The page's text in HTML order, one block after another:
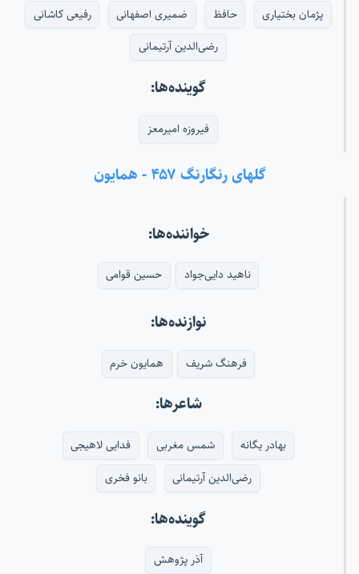
پژمان بختیاری حافظ ضمیری اصفهانی
رفیعی کاشانی
رضی‌الدین آرتیمانی
گوینده‌ها:
فیروزه امیرمعز
گلهای رنگارنگ ۴۵۷ - همایون
خواننده‌ها:
ناهید دایی‌جواد حسین قوامی
نوازنده‌ها:
فرهنگ شریف همایون خرم
شاعرها:
بهادر یگانه شمس مغربی
فدایی لاهیجی
رضی‌الدین آرتیمانی
بانو فخری
گوینده‌ها:
آذر پژوهش